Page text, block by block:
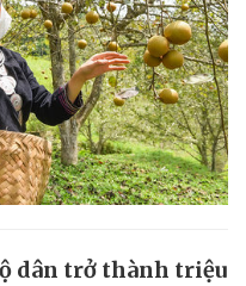
dân trở thành triệu